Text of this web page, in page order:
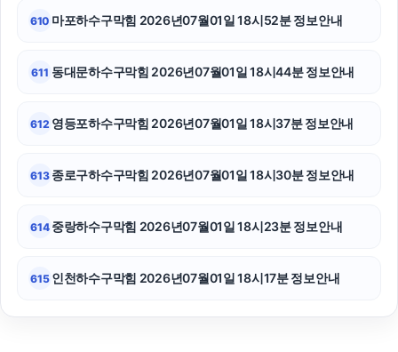
610 마포하수구막힘 2026년07월01일 18시52분 정보안내
611 동대문하수구막힘 2026년07월01일 18시44분 정보안내
612 영등포하수구막힘 2026년07월01일 18시37분 정보안내
613 종로구하수구막힘 2026년07월01일 18시30분 정보안내
614 중랑하수구막힘 2026년07월01일 18시23분 정보안내
615 인천하수구막힘 2026년07월01일 18시17분 정보안내